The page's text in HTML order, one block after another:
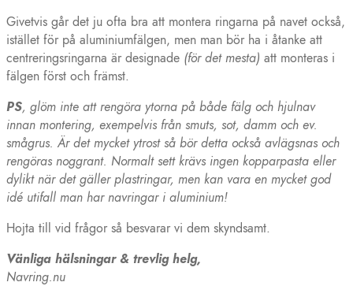
Givetvis går det ju ofta bra att montera ringarna på navet också,
istället för på aluminiumfälgen, men man bör ha i åtanke att
centreringsringarna är designade (för det mesta) att monteras i
fälgen först och främst.
PS, glöm inte att rengöra ytorna på både fälg och hjulnav
innan montering, exempelvis från smuts, sot, damm och ev.
smågrus. Är det mycket ytrost så bör detta också avlägsnas och
rengöras noggrant. Normalt sett krävs ingen kopparpasta eller
dylikt när det gäller plastringar, men kan vara en mycket god
idé utifall man har navringar i aluminium!
Hojta till vid frågor så besvarar vi dem skyndsamt.
Vänliga hälsningar & trevlig helg,
Navring.nu